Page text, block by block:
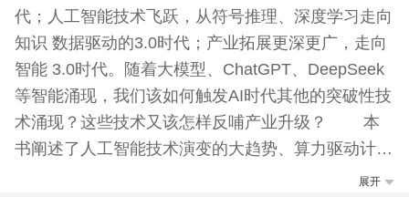
代；人工智能技术飞跃，从符号推理、深度学习走向
知识 数据驱动的3.0时代；产业拓展更深更广，走向
智能 3.0时代。随着大模型、ChatGPT、DeepSeek
等智能涌现，我们该如何触发AI时代其他的突破性技
术涌现？这些技术又该怎样反哺产业升级？ 本
书阐述了人工智能技术演变的大趋势、算力驱动计算
体系的突破，以及人工智能如何赋能生命科学、物联
展开